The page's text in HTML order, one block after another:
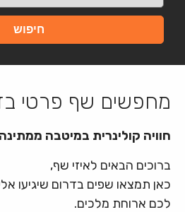
חיפוש
מחפשים שף פרטי
חוויה קולינרית במיטבה
ברוכים הבאים לאיזי שף,
כאן תמצאו שפים בדרום שיגיעו
לכם ארוחת מלכים.